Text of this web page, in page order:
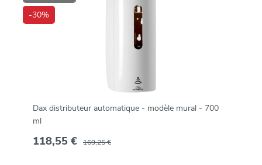
-30%
Dax distributeur automatique - modèle mural - 700
ml
118,55 € 169,25 €